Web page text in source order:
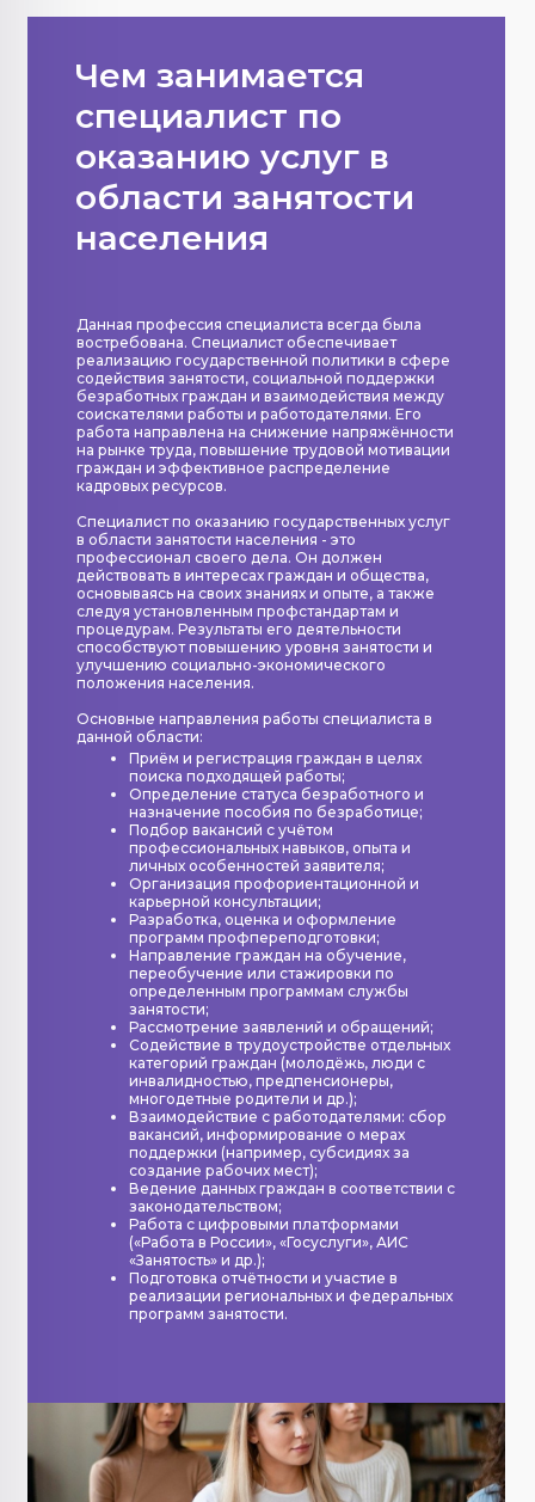
Чем занимается
специалист по
оказанию услуг в
области занятости
населения
Данная профессия специалиста всегда была
востребована. Специалист обеспечивает
реализацию государственной политики в сфере
содействия занятости, социальной поддержки
безработных граждан и взаимодействия между
соискателями работы и работодателями. Его
работа направлена на снижение напряжённости
на рынке труда, повышение трудовой мотивации
граждан и эффективное распределение
кадровых ресурсов.
Специалист по оказанию государственных услуг
в области занятости населения - это
профессионал своего дела. Он должен
действовать в интересах граждан и общества,
основываясь на своих знаниях и опыте, а также
следуя установленным профстандартам и
процедурам. Результаты его деятельности
способствуют повышению уровня занятости и
улучшению социально-экономического
положения населения.
Основные направления работы специалиста в
данной области:
Приём и регистрация граждан в целях
поиска подходящей работы;
Определение статуса безработного и
назначение пособия по безработице;
Подбор вакансий с учётом
профессиональных навыков, опыта и
личных особенностей заявителя;
Организация профориентационной и
карьерной консультации;
Разработка, оценка и оформление
программ профпереподготовки;
Направление граждан на обучение,
переобучение или стажировки по
определенным программам службы
занятости;
Рассмотрение заявлений и обращений;
Содействие в трудоустройстве отдельных
категорий граждан (молодёжь, люди с
инвалидностью, предпенсионеры,
многодетные родители и др.);
Взаимодействие с работодателями: сбор
вакансий, информирование о мерах
поддержки (например, субсидиях за
создание рабочих мест);
Ведение данных граждан в соответствии с
законодательством;
Работа с цифровыми платформами
(«Работа в России», «Госуслуги», АИС
«Занятость» и др.);
Подготовка отчётности и участие в
реализации региональных и федеральных
программ занятости.